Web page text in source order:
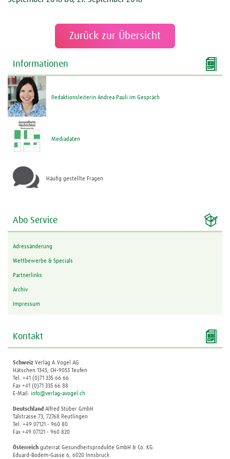
Zurück zur Übersicht

Informationen
Redaktionsleiterin Andrea Pauli im Gespräch
Mediadaten
Häufig gestellte Fragen

Abo Service
Adressänderung
Wettbewerbe & Specials
Partnerlinks
Archiv
Impressum

Kontakt
Schweiz Verlag A.Vogel AG
Hätschen 1345, CH-9053 Teufen
Tel. +41 (0)71 335 66 66
Fax +41 (0)71 335 66 88
E-Mail: info@verlag-avogel.ch
Deutschland Alfred Stüber GmbH
Talstrasse 73, 72768 Reutlingen
Tel. +49 07121 - 960 80
Fax +49 07121 - 960 820
Österreich guterrat Gesundheitsprodukte GmbH & Co. KG
Eduard-Bodem-Gasse 6, 6020 Innsbruck